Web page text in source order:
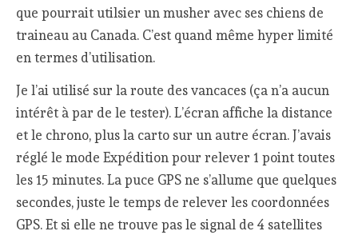
que pourrait utilsier un musher avec ses chiens de
traineau au Canada. C’est quand même hyper limité
en termes d’utilisation.
Je l’ai utilisé sur la route des vancaces (ça n’a aucun
intérêt à par de le tester). L’écran affiche la distance
et le chrono, plus la carto sur un autre écran. J’avais
réglé le mode Expédition pour relever 1 point toutes
les 15 minutes. La puce GPS ne s’allume que quelques
secondes, juste le temps de relever les coordonnées
GPS. Et si elle ne trouve pas le signal de 4 satellites